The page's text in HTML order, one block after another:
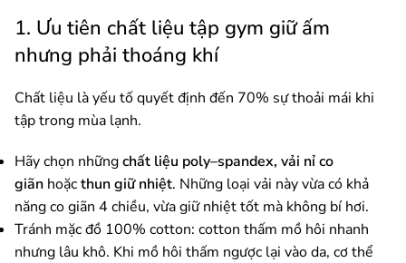
1. Ưu tiên chất liệu tập gym giữ ấm
nhưng phải thoáng khí
Chất liệu là yếu tố quyết định đến 70% sự thoải mái khi
tập trong mùa lạnh.
Hãy chọn nhữngchất liệu poly–spandex, vải nỉ co
giãn hoặcthun giữ nhiệt. Những loại vải này vừa có khả
năng co giãn 4 chiều, vừa giữ nhiệt tốt mà không bí hơi.
Tránh mặc đồ 100% cotton: cotton thấm mồ hôi nhanh
nhưng lâu khô. Khi mồ hôi thấm ngược lại vào da, cơ thể